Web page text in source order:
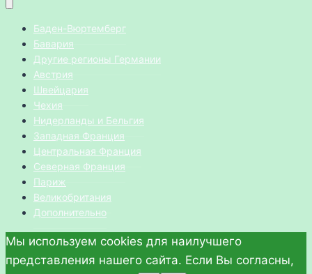
Баден-Вюртемберг
Бавария
Другие регионы Германии
Австрия
Швейцария
Чехия
Нидерланды и Бельгия
Западная Франция
Центральная Франция
Северная Франция
Париж
Великобритания
Дополнительно
Мы используем cookies для наилучшего
представления нашего сайта. Если Вы согласны,